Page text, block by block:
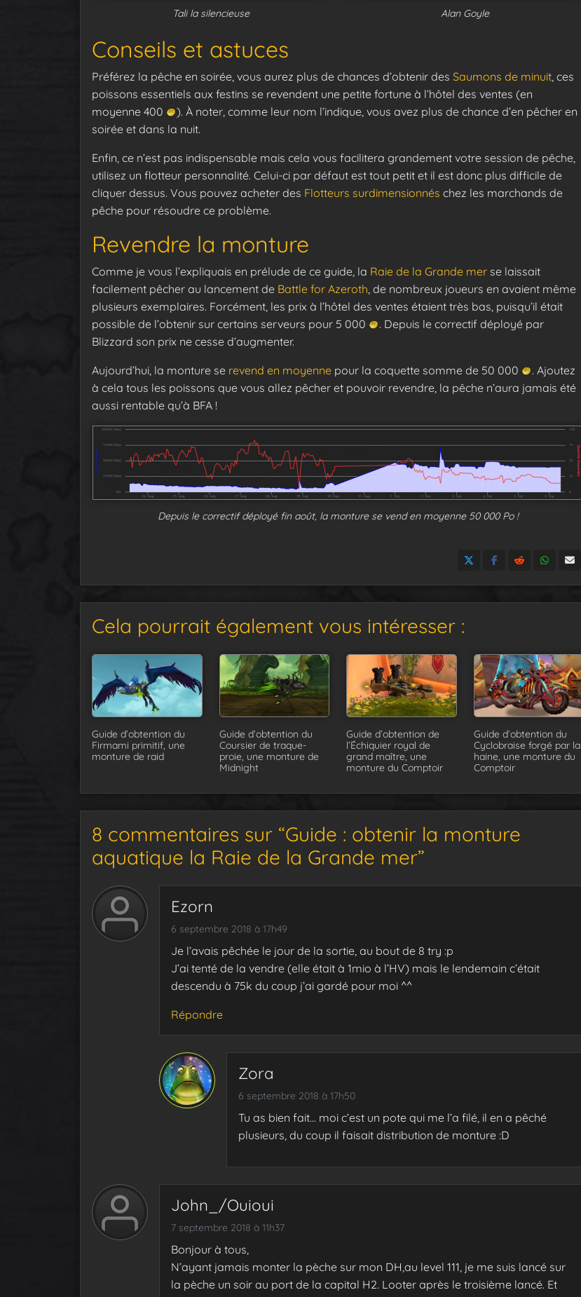
Tali la silencieuse Alan Goyle
Conseils et astuces
Préférez la pêche en soirée, vous aurez plus de chances d’obtenir des Saumons de minuit, ces
poissons essentiels aux festins se revendent une petite fortune à l’hôtel des ventes (en
moyenne 400
). À noter, comme leur nom l’indique, vous avez plus de chance d’en pêcher en
soirée et dans la nuit.
Enfin, ce n’est pas indispensable mais cela vous facilitera grandement votre session de pêche,
utilisez un flotteur personnalité. Celui-ci par défaut est tout petit et il est donc plus difficile de
cliquer dessus. Vous pouvez acheter des Flotteurs surdimensionnés chez les marchands de
pêche pour résoudre ce problème.
Revendre la monture
Comme je vous l’expliquais en prélude de ce guide, la Raie de la Grande mer se laissait
facilement pêcher au lancement de Battle for Azeroth, de nombreux joueurs en avaient même
plusieurs exemplaires. Forcément, les prix à l’hôtel des ventes étaient très bas, puisqu’il était
possible de l’obtenir sur certains serveurs pour 5 000
. Depuis le correctif déployé par
Blizzard son prix ne cesse d’augmenter.
Aujourd’hui, la monture se revend en moyenne pour la coquette somme de 50 000
. Ajoutez
à cela tous les poissons que vous allez pêcher et pouvoir revendre, la pêche n’aura jamais été
aussi rentable qu’à BFA !
Depuis le correctif déployé fin août, la monture se vend en moyenne 50 000 Po !
Cela pourrait également vous intéresser :
Guide d’obtention du
Firmami primitif, une
monture de raid
Guide d’obtention du
Coursier de traque-
proie, une monture de
Midnight
Guide d’obtention de
l’Échiquier royal de
grand maître, une
monture du Comptoir
Guide d’obtention du
Cyclobraise forgé par la
haine, une monture du
Comptoir
8 commentaires sur “Guide : obtenir la monture
aquatique la Raie de la Grande mer”
Ezorn
6 septembre 2018 à 17h49
Je l’avais pêchée le jour de la sortie, au bout de 8 try :p
J’ai tenté de la vendre (elle était à 1mio à l’HV) mais le lendemain c’était
descendu à 75k du coup j’ai gardé pour moi ^^
Répondre
Zora
6 septembre 2018 à 17h50
Tu as bien fait… moi c’est un pote qui me l’a filé, il en a pêché
plusieurs, du coup il faisait distribution de monture :D
John_/Ouioui
7 septembre 2018 à 11h37
Bonjour à tous,
N’ayant jamais monter la pèche sur mon DH,au level 111, je me suis lancé sur
la pèche un soir au port de la capital H2. Looter après le troisième lancé. Et